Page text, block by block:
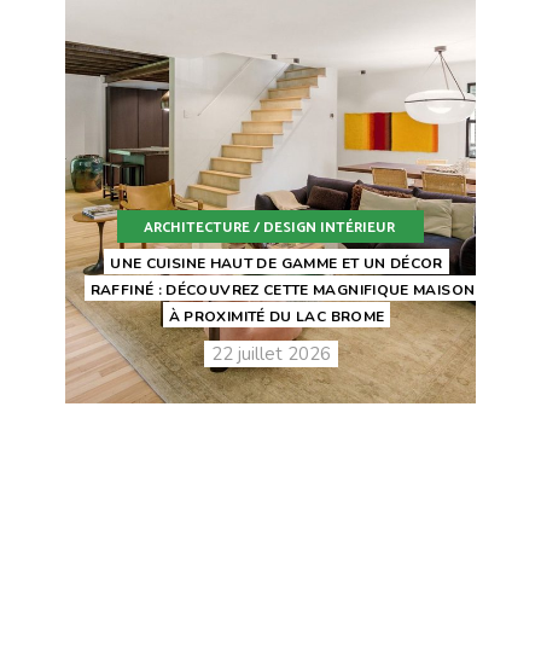
ARCHITECTURE / DESIGN INTÉRIEUR
UNE CUISINE HAUT DE GAMME ET UN DÉCOR
RAFFINÉ : DÉCOUVREZ CETTE MAGNIFIQUE MAISON
À PROXIMITÉ DU LAC BROME
22 juillet 2026